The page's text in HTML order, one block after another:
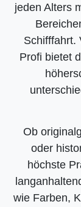
jeden Alters
Schifffahrt.
Profi bietet
Ob
oder
höchste
wie Farben,